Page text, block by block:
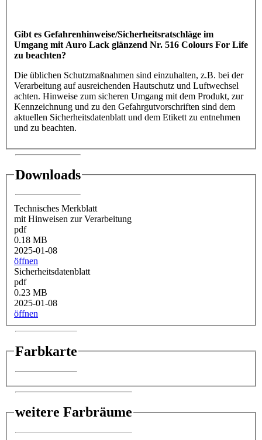
Gibt es Gefahrenhinweise/Sicherheitsratschläge im
Umgang mit Auro Lack glänzend Nr. 516 Colours For Life
zu beachten?
Die üblichen Schutzmaßnahmen sind einzuhalten, z.B. bei der
Verarbeitung auf ausreichenden Hautschutz und Luftwechsel
achten. Hinweise zum sicheren Umgang mit dem Produkt, zur
Kennzeichnung und zu den Gefahrgutvorschriften sind dem
aktuellen Sicherheitsdatenblatt und dem Etikett zu entnehmen
und zu beachten.
Downloads
Technisches Merkblatt
mit Hinweisen zur Verarbeitung
pdf
0.18 MB
2025-01-08
öffnen
Sicherheitsdatenblatt
pdf
0.23 MB
2025-01-08
öffnen
Farbkarte
weitere Farbräume